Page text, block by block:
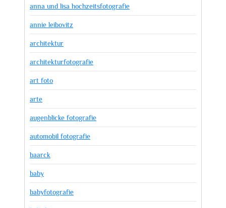
anna und lisa hochzeitsfotografie
annie leibovitz
architektur
architekturfotografie
art foto
arte
augenblicke fotografie
automobil fotografie
baarck
baby
babyfotografie